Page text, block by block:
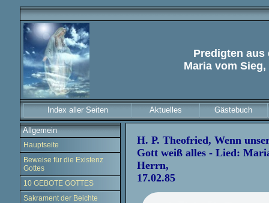
Predigten aus
Maria vom
Index aller Seiten Aktuelles Gästebuch
Allgemein
Hauptseite
Beweise für die Existenz
Gottes
10 GEBOTE GOTTES
Sakrament der Beichte
H. P. Theofried, Wenn
Gott weiß alles - Lied:
Herrn,
17.02.85